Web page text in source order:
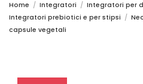
Home Integratori
Integratori per
Integratori prebiotici e per stipsi
capsule vegetali